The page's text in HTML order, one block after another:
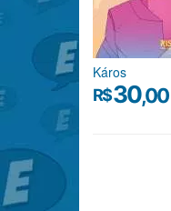
Káros
R$30,00